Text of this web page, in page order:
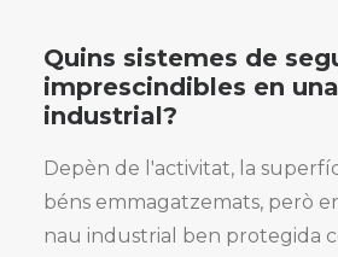
Quins sistemes de
imprescindibles en
industrial?
Depèn de l'activitat, la
béns emmagatzemats, però
nau industrial ben protegida